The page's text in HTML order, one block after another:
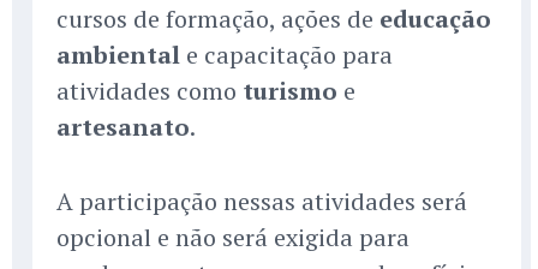
cursos de formação, ações de educação
ambiental e capacitação para
atividades como turismo e
artesanato.
A participação nessas atividades será
opcional e não será exigida para